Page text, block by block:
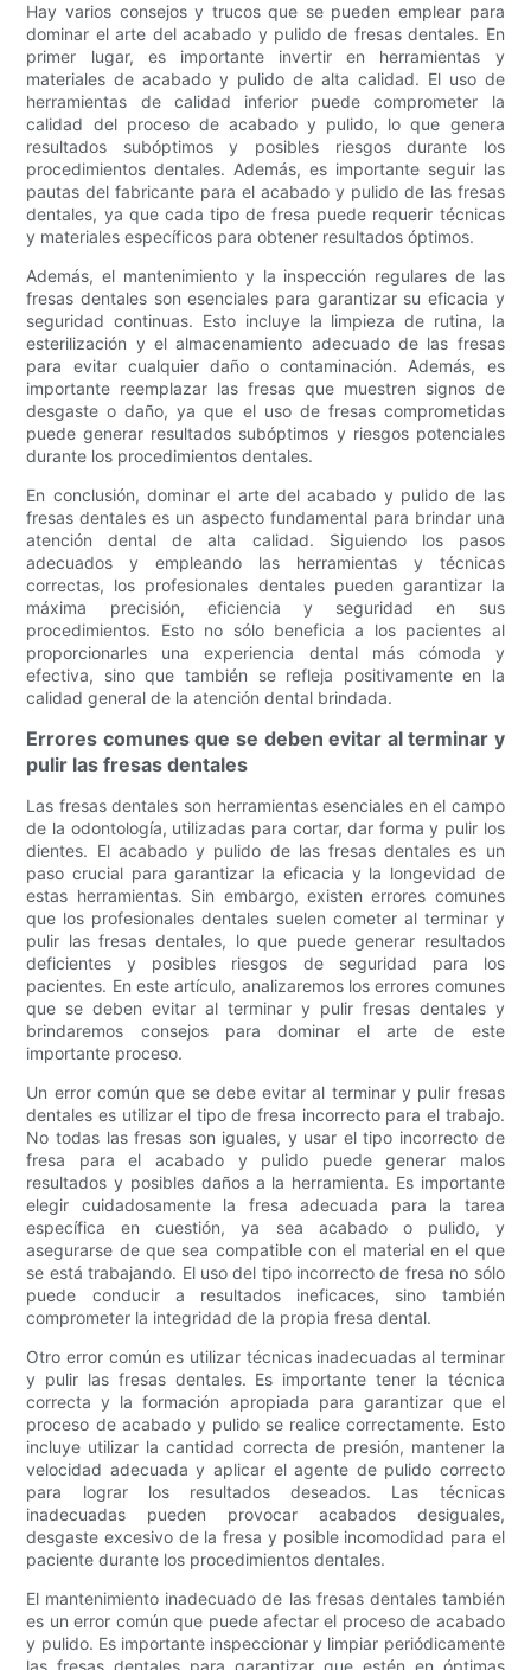
Hay varios consejos y trucos que se pueden emplear para
dominar el arte del acabado y pulido de fresas dentales. En
primer lugar, es importante invertir en herramientas y
materiales de acabado y pulido de alta calidad. El uso de
herramientas de calidad inferior puede comprometer la
calidad del proceso de acabado y pulido, lo que genera
resultados subóptimos y posibles riesgos durante los
procedimientos dentales. Además, es importante seguir las
pautas del fabricante para el acabado y pulido de las fresas
dentales, ya que cada tipo de fresa puede requerir técnicas
y materiales específicos para obtener resultados óptimos.
Además, el mantenimiento y la inspección regulares de las
fresas dentales son esenciales para garantizar su eficacia y
seguridad continuas. Esto incluye la limpieza de rutina, la
esterilización y el almacenamiento adecuado de las fresas
para evitar cualquier daño o contaminación. Además, es
importante reemplazar las fresas que muestren signos de
desgaste o daño, ya que el uso de fresas comprometidas
puede generar resultados subóptimos y riesgos potenciales
durante los procedimientos dentales.
En conclusión, dominar el arte del acabado y pulido de las
fresas dentales es un aspecto fundamental para brindar una
atención dental de alta calidad. Siguiendo los pasos
adecuados y empleando las herramientas y técnicas
correctas, los profesionales dentales pueden garantizar la
máxima precisión, eficiencia y seguridad en sus
procedimientos. Esto no sólo beneficia a los pacientes al
proporcionarles una experiencia dental más cómoda y
efectiva, sino que también se refleja positivamente en la
calidad general de la atención dental brindada.
Errores comunes que se deben evitar al terminar y
pulir las fresas dentales
Las fresas dentales son herramientas esenciales en el campo
de la odontología, utilizadas para cortar, dar forma y pulir los
dientes. El acabado y pulido de las fresas dentales es un
paso crucial para garantizar la eficacia y la longevidad de
estas herramientas. Sin embargo, existen errores comunes
que los profesionales dentales suelen cometer al terminar y
pulir las fresas dentales, lo que puede generar resultados
deficientes y posibles riesgos de seguridad para los
pacientes. En este artículo, analizaremos los errores comunes
que se deben evitar al terminar y pulir fresas dentales y
brindaremos consejos para dominar el arte de este
importante proceso.
Un error común que se debe evitar al terminar y pulir fresas
dentales es utilizar el tipo de fresa incorrecto para el trabajo.
No todas las fresas son iguales, y usar el tipo incorrecto de
fresa para el acabado y pulido puede generar malos
resultados y posibles daños a la herramienta. Es importante
elegir cuidadosamente la fresa adecuada para la tarea
específica en cuestión, ya sea acabado o pulido, y
asegurarse de que sea compatible con el material en el que
se está trabajando. El uso del tipo incorrecto de fresa no sólo
puede conducir a resultados ineficaces, sino también
comprometer la integridad de la propia fresa dental.
Otro error común es utilizar técnicas inadecuadas al terminar
y pulir las fresas dentales. Es importante tener la técnica
correcta y la formación apropiada para garantizar que el
proceso de acabado y pulido se realice correctamente. Esto
incluye utilizar la cantidad correcta de presión, mantener la
velocidad adecuada y aplicar el agente de pulido correcto
para lograr los resultados deseados. Las técnicas
inadecuadas pueden provocar acabados desiguales,
desgaste excesivo de la fresa y posible incomodidad para el
paciente durante los procedimientos dentales.
El mantenimiento inadecuado de las fresas dentales también
es un error común que puede afectar el proceso de acabado
y pulido. Es importante inspeccionar y limpiar periódicamente